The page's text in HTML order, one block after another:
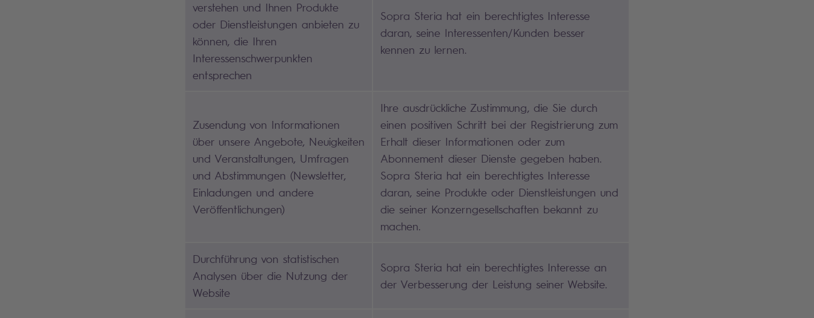
verstehen und Ihnen Produkte
oder Dienstleistungen anbieten zu
können, die Ihren
Interessenschwerpunkten
entsprechen
Sopra Steria hat ein berechtigtes Interesse
daran, seine Interessenten/Kunden besser
kennen zu lernen.
Zusendung von Informationen
über unsere Angebote, Neuigkeiten
und Veranstaltungen, Umfragen
und Abstimmungen (Newsletter,
Einladungen und andere
Veröffentlichungen)
Ihre ausdrückliche Zustimmung, die Sie durch
einen positiven Schritt bei der Registrierung zum
Erhalt dieser Informationen oder zum
Abonnement dieser Dienste gegeben haben.
Sopra Steria hat ein berechtigtes Interesse
daran, seine Produkte oder Dienstleistungen und
die seiner Konzerngesellschaften bekannt zu
machen.
Durchführung von statistischen
Analysen über die Nutzung der
Website
Sopra Steria hat ein berechtigtes Interesse an
der Verbesserung der Leistung seiner Website.